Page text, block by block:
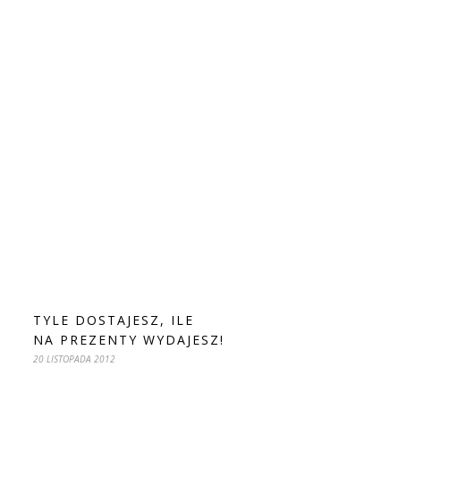
TYLE DOSTAJESZ, ILE
NA PREZENTY WYDAJESZ!
20 LISTOPADA 2012